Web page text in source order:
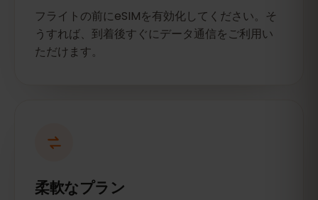
フライトの前にeSIMを有効化してください。そ
うすれば、到着後すぐにデータ通信をご利用い
ただけます。
柔軟なプラン